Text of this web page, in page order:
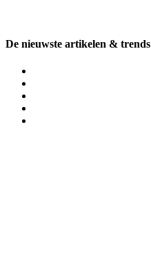
De nieuwste artikelen & trends